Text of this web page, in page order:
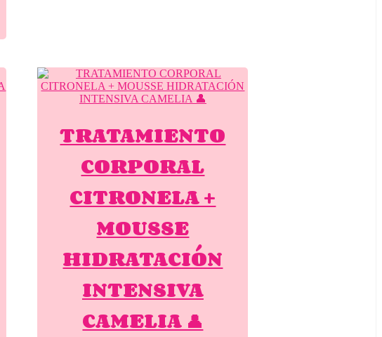
TRATAMIENTO
CORPORAL
CITRONELA +
MOUSSE
HIDRATACIÓN
INTENSIVA
CAMELIA 👤